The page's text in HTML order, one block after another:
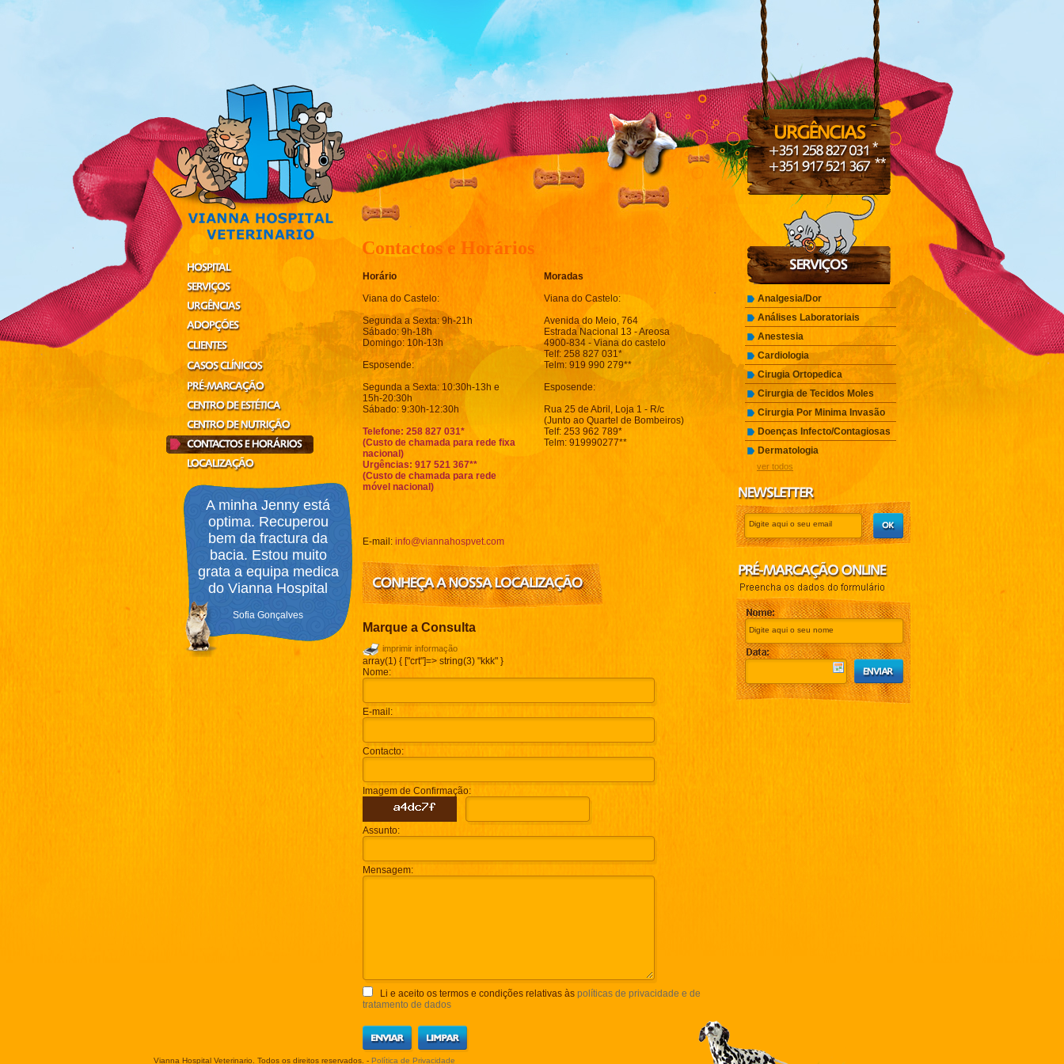
A minha Jenny está
optima. Recuperou
bem da fractura da
bacia. Estou muito
grata a equipa medica
do Vianna Hospital
Sofia Gonçalves
Contactos e Horários
Horário
Viana do Castelo:
Segunda a Sexta: 9h-21h
Sábado: 9h-18h
Domingo: 10h-13h
Esposende:
Segunda a Sexta: 10:30h-13h e
15h-20:30h
Sábado: 9:30h-12:30h
Telefone: 258 827 031*
(Custo de chamada para rede fixa
nacional)
Urgências: 917 521 367**
(Custo de chamada para rede
móvel nacional)
Moradas
Viana do Castelo:
Avenida do Meio, 764
Estrada Nacional 13 - Areosa
4900-834 - Viana do castelo
Telf: 258 827 031*
Telm: 919 990 279**
Esposende:
Rua 25 de Abril, Loja 1 - R/c
(Junto ao Quartel de Bombeiros)
Telf: 253 962 789*
Telm: 919990277**
E-mail: info@viannahospvet.com
Marque a Consulta
imprimir informação
array(1) { ["crt"]=> string(3) "kkk" }
Nome:
E-mail:
Contacto:
Imagem de Confirmação:
Assunto:
Mensagem:
Li e aceito os termos e condições relativas às políticas de privacidade e de
tratamento de dados
*
**
Analgesia/Dor
Análises Laboratoriais
Anestesia
Cardiologia
Cirugia Ortopedica
Cirurgia de Tecidos Moles
Cirurgia Por Minima Invasão
Doenças Infecto/Contagiosas
Dermatologia
ver todos
Vianna Hospital Veterinario. Todos os direitos reservados. - Política de Privacidade